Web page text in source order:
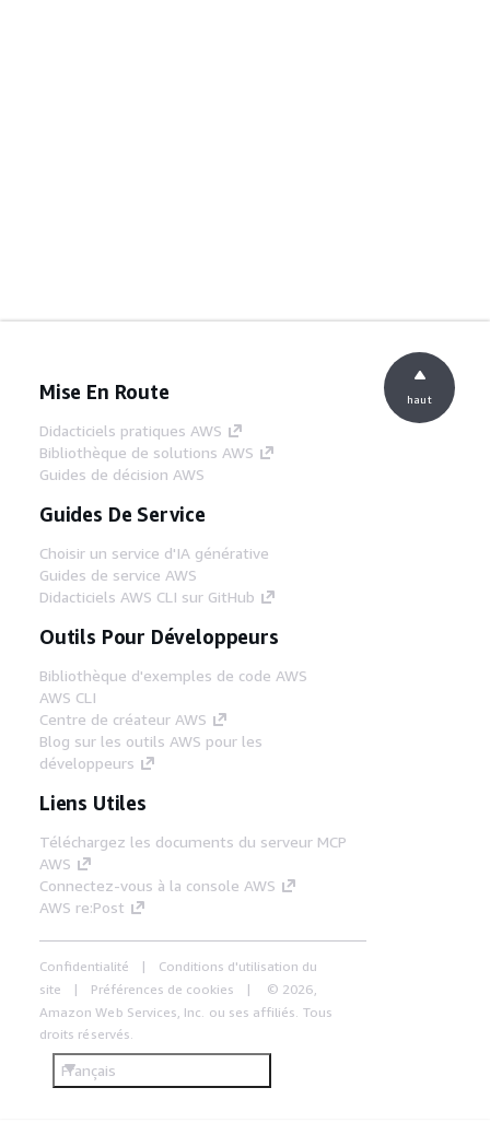
Mise En Route
Didacticiels pratiques AWS
Bibliothèque de solutions AWS
Guides de décision AWS
Guides De Service
Choisir un service d'IA générative
Guides de service AWS
Didacticiels AWS CLI sur GitHub
Outils Pour Développeurs
Bibliothèque d'exemples de code AWS
AWS CLI
Centre de créateur AWS
Blog sur les outils AWS pour les
développeurs
Liens Utiles
Téléchargez les documents du serveur MCP
AWS
Connectez-vous à la console AWS
AWS re:Post
Confidentialité
Conditions d'utilisation du
site
Préférences de cookies
© 2026,
Amazon Web Services, Inc. ou ses affiliés. Tous
droits réservés.
Français
haut